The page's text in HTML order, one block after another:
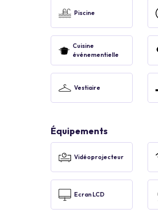
Piscine
Cuisine
événementielle
Vestiaire
Équipements
Vidéoprojecteur
Ecran LCD